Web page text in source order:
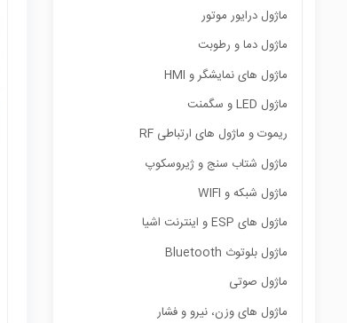
ماژول درایور موتور
ماژول دما و رطوبت
ماژول های نمایشگر و HMI
ماژول LED و سگمنت
ریموت و ماژول های ارتباطی RF
ماژول شتاب سنج و ژیروسکوپ
ماژول شبکه و WIFI
ماژول های ESP و اینترنت اشیا
ماژول بلوتوث Bluetooth
ماژول صوتی
ماژول های وزن، نیرو و فشار